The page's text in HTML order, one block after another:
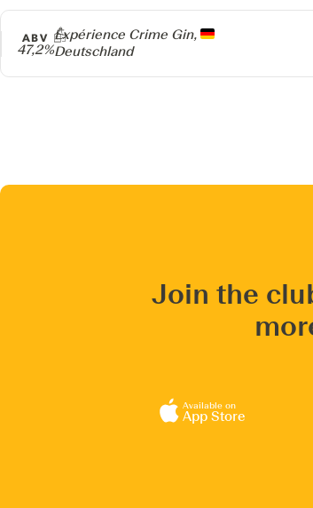
Producer
Expérience Crime Gin,
Deutschland
ABV
47,2%
Join the
Available on
App Store